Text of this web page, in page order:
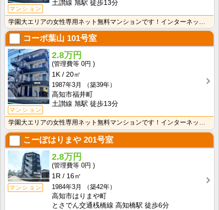
マンション
土讃線 旭駅 徒歩13分
コーポ葉山 101号室
マンション
2.8万円
0円
1K
20㎡
1987年3月
（築39年）
高知市福井町
土讃線 旭駅 徒歩13分
学園大エリアの女性専用ネット無料マンションです！インターネット月額接続使用無料なので、月々の生活費の･･･
こーぽはりまや 201号室
マンション
2.8万円
0円
1R
16㎡
1984年3月
（築42年）
高知市はりまや町
とさでん交通桟橋線 高知橋駅 徒歩6分